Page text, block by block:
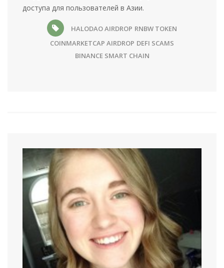
доступа для пользователей в Азии.
HALODAO AIRDROP RNBW TOKEN
COINMARKETCAP AIRDROP DEFI SCAMS
BINANCE SMART CHAIN